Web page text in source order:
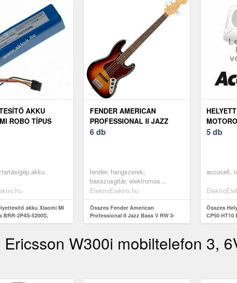
AKKU
ROBO TÍPUS
5200S, 5200MAH
akku
akku Xiaomi Mi
BRR-2P4S-5200S,
FENDER AMERICAN
PROFESSIONAL II JAZZ
BASS V RW 3-COLOR
6 db
fender, hangszerek,
basszusgitár, elektromos
basszusgitárok, 5 húros
típusú basszusgitárok, burst
ElektroElektro.hu
Összes Fender American
Professional II Jazz Bass V RW 3-
Color Sunburst
RADIUS
5 db
accucell,
Összes
CP50 HT10
rádió adó-
W300i mobiltelefon 3,